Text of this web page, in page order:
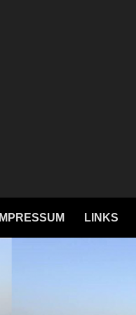
IMPRESSUM LINKS